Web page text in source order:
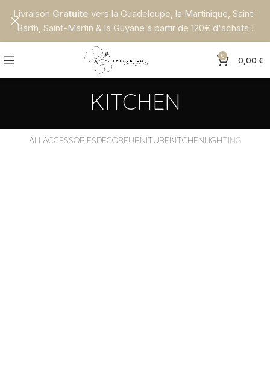
0 0,00 €
KITCHEN
ALLACCESSORIESDECORFURNITUREKITCHENLIGHTING
Livraison Gratuite vers la Guadeloupe, la Martinique, Saint-
Barth, Saint-Martin & la Guyane à partir de 120€ d'achats !